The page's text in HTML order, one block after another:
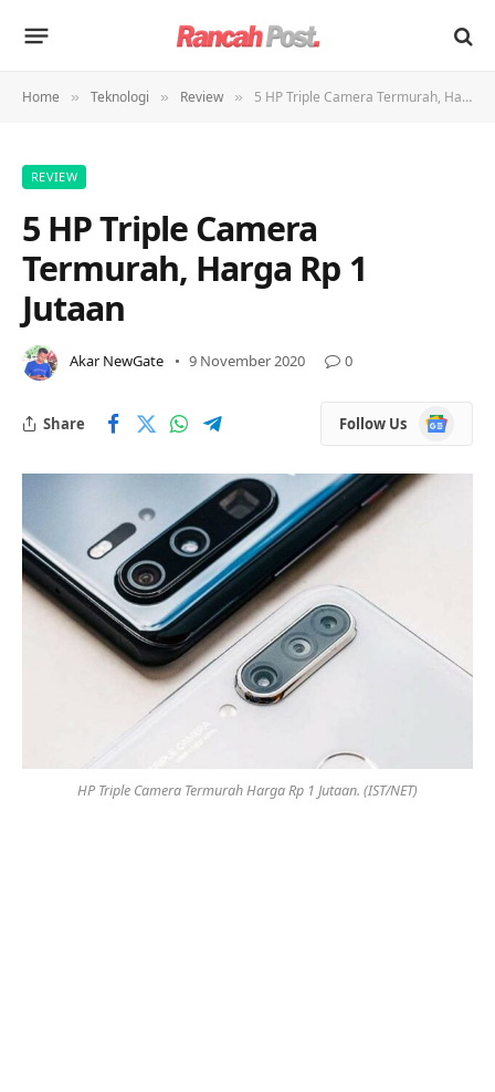
Home » Teknologi » Review » 5 HP Triple Camera Termurah, Harga Rp 1 Jutaan
REVIEW
5 HP Triple Camera
Termurah, Harga Rp 1
Jutaan
Akar NewGate 9 November 2020 0
Share Follow Us
Google
News
HP Triple Camera Termurah Harga Rp 1 Jutaan. (IST/NET)